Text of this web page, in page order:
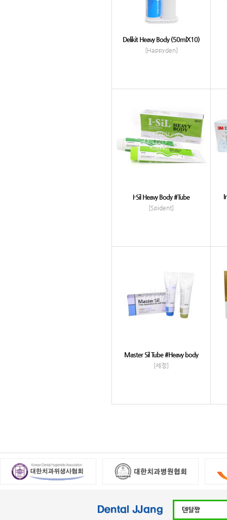
Delikit Heavy Body (50mlX10)
[Happyden]
I-Sil Heavy Body #Tube
[Spident]
Master Sil Tube #Heavy body
[세정]